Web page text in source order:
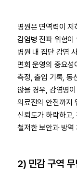
병원은 면역력이
감염병 전파 위험이
병원 내 집단 감염
면회 운영의 중요
측정, 출입 기록, 동
않을 경우, 감염병
의료진의 안전까지
신뢰도가 하락하고,
철저한 보안과 방역
2) 민감 구역